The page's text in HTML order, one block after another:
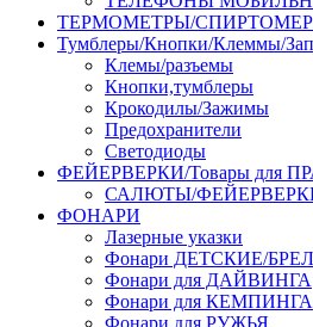
ТЕРМОМЕТРЫ/
Тумблеры/Кнопки/Клеммы/
Клемы/разъемы
Кнопки,тумблеры
Крокодилы/Зажимы
Предохранители
Светодиоды
ФЕЙЕРВЕРКИ/Товары для
САЛЮТЫ/
ФОНАРИ
Лазерные указки
Фонари ДЕТСКИЕ/
Фонари для ДАЙВИНГА
Фонари для КЕМПИНГА
Фонари для РУЖЬЯ